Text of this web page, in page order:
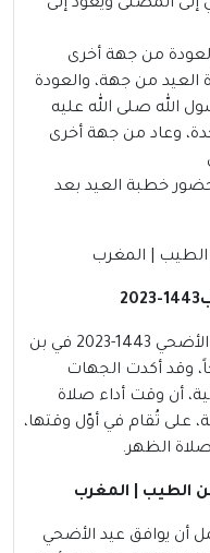
المصلى ويعود إلى
من جهة أخرى
من جهة، والعودة
الله صلى الله عليه
وعاد من جهة أخرى
خطبة العيد بعد
من المقرر أن يدخل توقيت صلاة عيد الأضحي 1443-2023 في بن
الساعة 5:42 صباحاً، وقد أكدت الجهات
أن وقت أداء صلاة
شروق الشمس بـ 15 دقيقة، على تُقام في أوّل وقتها،
الظهر.
أن يوافق عيد الأضحي